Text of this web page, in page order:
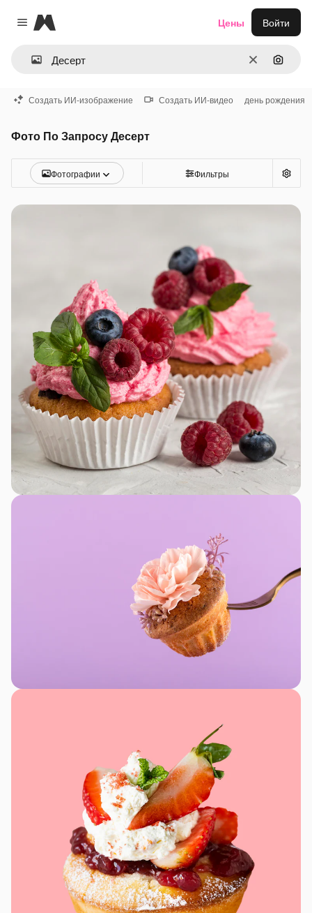
Close menu
Magnific
ОчиститьПоиск
Цены Войти
Создать ИИ-изображение Создать ИИ-видео день рождения
Фото По Запросу Десерт
Фотографии Фильтры